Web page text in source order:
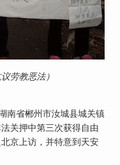
劳教恶法）
南省郴州市汝城县城关镇
关押中第三次获得自由
京上访，并特意到天安